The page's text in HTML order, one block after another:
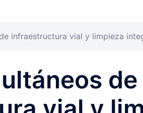
infraestructura vial y limpieza